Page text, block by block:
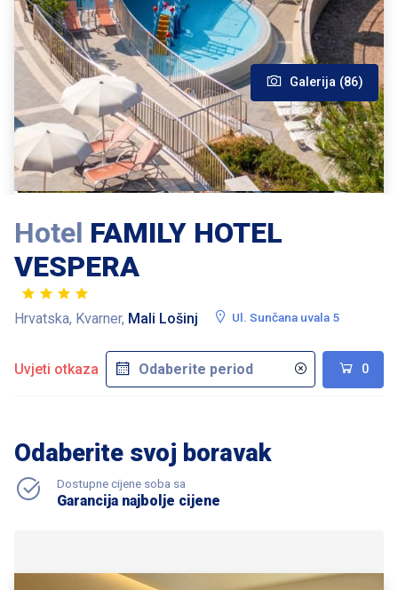
Galerija (86)
Hotel FAMILY HOTEL
VESPERA
Hrvatska, Kvarner, Mali Lošinj Ul. Sunčana uvala 5
Uvjeti otkaza 0
Odaberite svoj boravak
Dostupne cijene soba sa
Garancija najbolje cijene